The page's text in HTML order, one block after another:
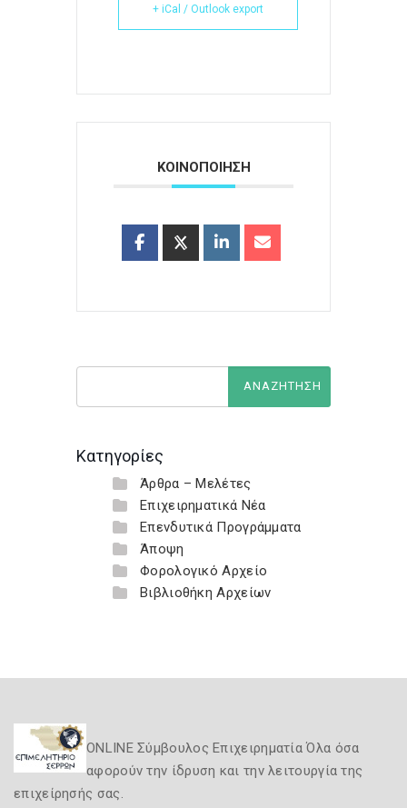
+ iCal / Outlook export
ΚΟΙΝΟΠΟΙΗΣΗ
Κατηγορίες
Άρθρα – Μελέτες
Επιχειρηματικά Νέα
Επενδυτικά Προγράμματα
Άποψη
Φορολογικό Αρχείο
Βιβλιοθήκη Αρχείων
ONLINE Σύμβουλος Επιχειρηματία Όλα όσα
αφορούν την ίδρυση και την λειτουργία της
επιχείρησής σας.